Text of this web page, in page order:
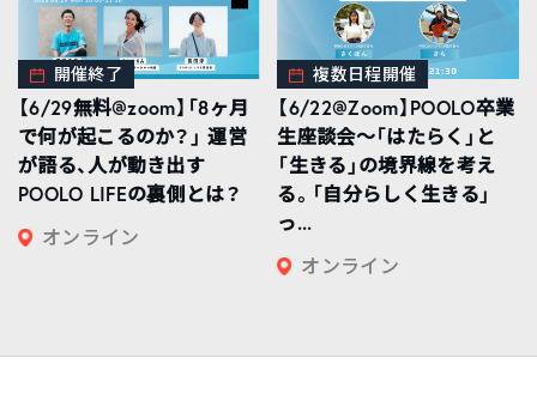
開催終了
【6/29無料@zoom】「8ヶ月
で何が起こるのか？」 運営
が語る、人が動き出す
POOLO LIFEの裏側とは？
オンライン
複数日程開催
【6/22@Zoom】POOLO卒業
生座談会〜「はたらく」と
「生きる」の境界線を考え
る。「自分らしく生きる」
っ...
オンライン